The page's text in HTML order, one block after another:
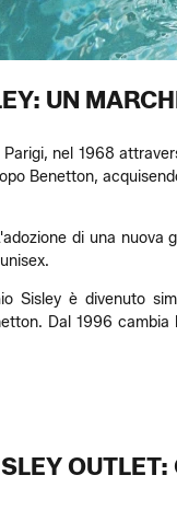
UN
nel 1968
Benetton,
di una
Sisley è divenuto
Dal 1996
OUTLET: